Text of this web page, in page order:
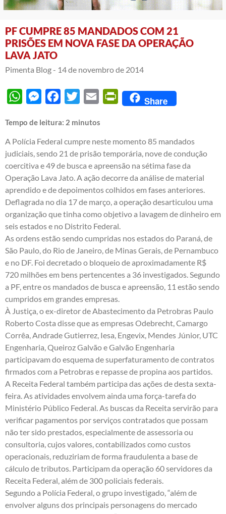
PF CUMPRE 85 MANDADOS COM 21
PRISÕES EM NOVA FASE DA OPERAÇÃO
LAVA JATO
Pimenta Blog - 14 de novembro de 2014
WhatsAppMessengerFacebook
Twitter Email PrintFriendly
Share
Tempo de leitura: 2 minutos
A Polícia Federal cumpre neste momento 85 mandados
judiciais, sendo 21 de prisão temporária, nove de condução
coercitiva e 49 de busca e apreensão na sétima fase da
Operação Lava Jato. A ação decorre da análise de material
aprendido e de depoimentos colhidos em fases anteriores.
Deflagrada no dia 17 de março, a operação desarticulou uma
organização que tinha como objetivo a lavagem de dinheiro em
seis estados e no Distrito Federal.
As ordens estão sendo cumpridas nos estados do Paraná, de
São Paulo, do Rio de Janeiro, de Minas Gerais, de Pernambuco
e no DF. Foi decretado o bloqueio de aproximadamente R$
720 milhões em bens pertencentes a 36 investigados. Segundo
a PF, entre os mandados de busca e apreensão, 11 estão sendo
cumpridos em grandes empresas.
À Justiça, o ex-diretor de Abastecimento da Petrobras Paulo
Roberto Costa disse que as empresas Odebrecht, Camargo
Corrêa, Andrade Gutierrez, Iesa, Engevix, Mendes Júnior, UTC
Engenharia, Queiroz Galvão e Galvão Engenharia
participavam do esquema de superfaturamento de contratos
firmados com a Petrobras e repasse de propina aos partidos.
A Receita Federal também participa das ações de desta sexta-
feira. As atividades envolvem ainda uma força-tarefa do
Ministério Público Federal. As buscas da Receita servirão para
verificar pagamentos por serviços contratados que possam
não ter sido prestados, especialmente de assessoria ou
consultoria, cujos valores, contabilizados como custos
operacionais, reduziriam de forma fraudulenta a base de
cálculo de tributos. Participam da operação 60 servidores da
Receita Federal, além de 300 policiais federais.
Segundo a Polícia Federal, o grupo investigado, “além de
envolver alguns dos principais personagens do mercado